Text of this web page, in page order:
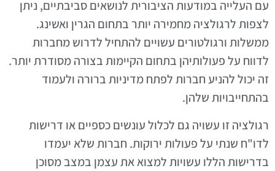
עם העלייה במודעות הציבורית לנושאים סביבתיים, ניתן
לצפות לרגולציה מחמירה יותר בתחום הגרין ואשינג.
ממשלות ורגולטורים עשויים להתחיל לדרוש מחברות
לדווח על פעולותיהן בתחום הקיימות בצורה מסודרת יותר.
זה יכול להניע חברות לפתח מדיניות ברורה ולעמוד
בהתחייבויות שלהן.
רגולציה זו עשויה גם לכלול עונשים כספיים או דרישות
לדו"ח שנתי על פעולות ירוקות. חברות שלא יעמדו
בדרישות הללו עשויות למצוא את עצמן במצב מסוכן